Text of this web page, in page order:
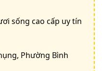
sống cao cấp uy tín
Phường Bình